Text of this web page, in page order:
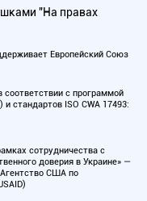
"На правах
Европейский Союз
с программой
стандартов ISO CWA 17493:
сотрудничества с
доверия в Украине» —
США по